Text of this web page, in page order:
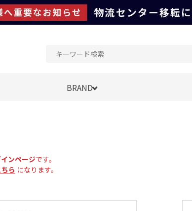
BRAND
ンページです。
ちら になります。